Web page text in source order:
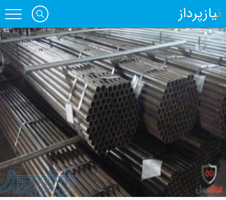
نیازپرداز